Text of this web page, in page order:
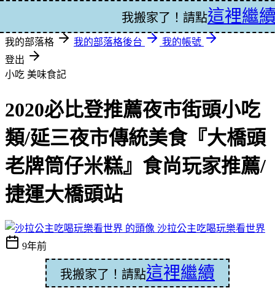
我的部落格 我的部落格後台
我的帳號
登出
小吃 美味食記
2020必比登推薦夜市街頭小吃
類/延三夜市傳統美食『大橋頭
老牌筒仔米糕』食尚玩家推薦/
捷運大橋頭站
沙拉公主吃喝玩樂看世界
9年前
我搬家了！請點這裡繼續
我搬家了！請點這裡繼